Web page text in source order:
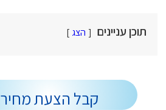
תוכן עניינים הצג
קבל הצעת מחיר